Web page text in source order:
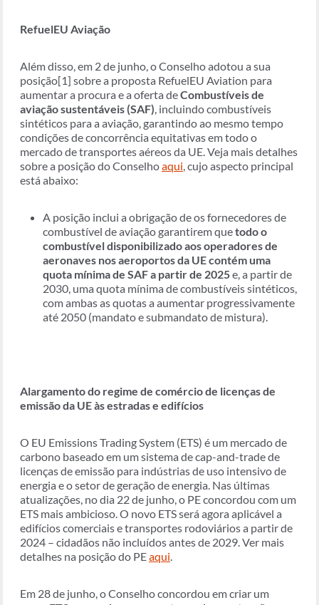
RefuelEU Aviação
Além disso, em 2 de junho, o Conselho adotou a sua
posição[1] sobre a proposta RefuelEU Aviation para
aumentar a procura e a oferta deCombustíveis de
aviação sustentáveis (SAF), incluindo combustíveis
sintéticos para a aviação, garantindo ao mesmo tempo
condições de concorrência equitativas em todo o
mercado de transportes aéreos da UE. Veja mais detalhes
sobre a posição do Conselhoaqui, cujo aspecto principal
está abaixo:
A posição inclui a obrigação de os fornecedores de
combustível de aviação garantirem quetodo o
combustível disponibilizado aos operadores de
aeronaves nos aeroportos da UE contém uma
quota mínima de SAF a partir de 2025e, a partir de
2030, uma quota mínima de combustíveis sintéticos,
com ambas as quotas a aumentar progressivamente
até 2050 (mandato e submandato de mistura).
Alargamento do regime de comércio de licenças de
emissão da UE às estradas e edifícios
O EU Emissions Trading System (ETS) é um mercado de
carbono baseado em um sistema de cap-and-trade de
licenças de emissão para indústrias de uso intensivo de
energia e o setor de geração de energia. Nas últimas
atualizações, no dia 22 de junho, o PE concordou com um
ETS mais ambicioso. O novo ETS será agora aplicável a
edifícios comerciais e transportes rodoviários a partir de
2024 – cidadãos não incluídos antes de 2029. Ver mais
detalhes na posição do PEaqui.
Em 28 de junho, o Conselho concordou em criar um